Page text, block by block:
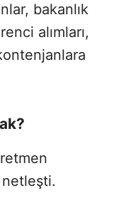
bakanlık
alımları,
netleşti.